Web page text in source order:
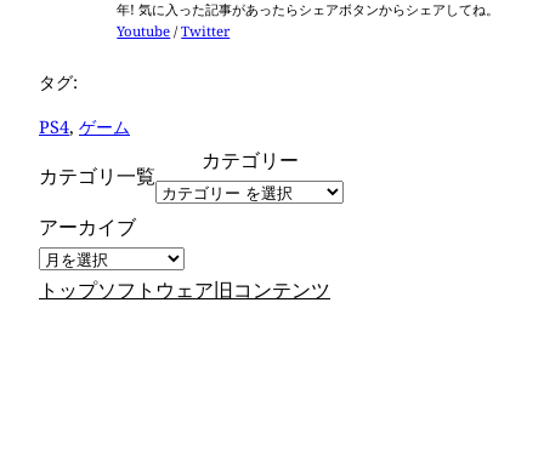
年! 気に入った記事があったらシェアボタンからシェアしてね。
Youtube /Twitter
タグ:
PS4, ゲーム
カテゴリ一覧
カテゴリー
アーカイブ
トップソフトウェア旧コンテンツ